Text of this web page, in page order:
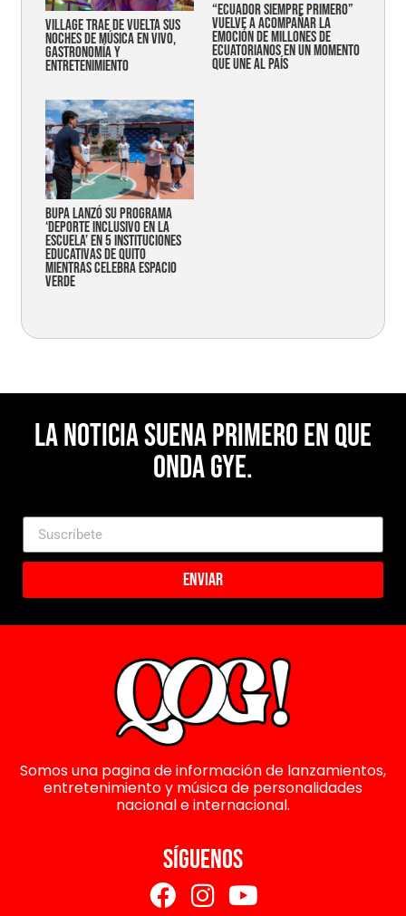
Village trae de vuelta sus
noches de música en vivo,
gastronomía y
entretenimiento
“Ecuador siempre primero”
vuelve a acompañar la
emoción de millones de
ecuatorianos en un momento
que une al país
Bupa lanzó su programa
‘Deporte Inclusivo en la
Escuela’ en 5 instituciones
educativas de Quito
mientras celebra espacio
verde
La noticia suena primero en Que
Onda Gye.
Enviar
Somos una pagina de información de lanzamientos,
entretenimiento y música de personalidades
nacional e internacional.
SÍGUENOS